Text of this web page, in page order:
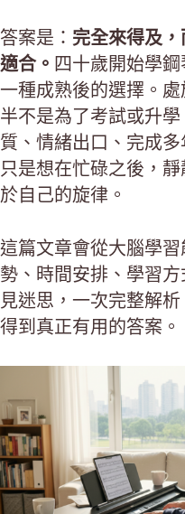
答案是： 完全來得及
適合。 四十歲開始學
一種成熟後的選擇。
半不是為了考試或升
質、情緒出口、完成
只是想在忙碌之後，
於自己的旋律。
這篇文章會從大腦學
勢、時間安排、學習
見迷思，一次完整解析
得到真正有用的答案。